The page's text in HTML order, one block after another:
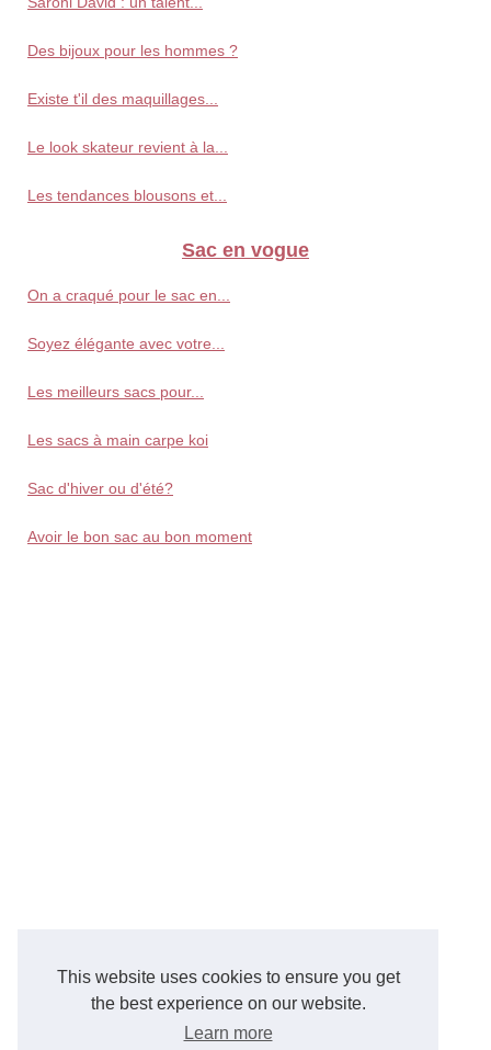
This website uses cookies to ensure you get
the best experience on our website.
Learn more
Des bijoux pour les hommes ?
Existe t'il des maquillages...
Le look skateur revient à la...
Les tendances blousons et...
Sac en vogue
On a craqué pour le sac en...
Soyez élégante avec votre...
Les meilleurs sacs pour...
Les sacs à main carpe koi
Sac d'hiver ou d'été?
Avoir le bon sac au bon moment